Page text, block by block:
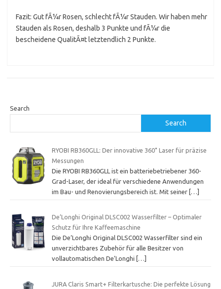
Fazit: Gut fÃ¼r Rosen, schlecht fÃ¼r Stauden. Wir haben mehr
Stauden als Rosen, deshalb 3 Punkte und fÃ¼r die
bescheidene QualitÃ¤t letztendlich 2 Punkte.
Search
Search
RYOBI RB360GLL: Der innovative 360˚ Laser für präzise
Messungen
Die RYOBI RB360GLL ist ein batteriebetriebener 360-
Grad-Laser, der ideal für verschiedene Anwendungen
im Bau- und Renovierungsbereich ist. Mit seiner […]
De’Longhi Original DLSC002 Wasserfilter – Optimaler
Schutz für Ihre Kaffeemaschine
Die De’Longhi Original DLSC002 Wasserfilter sind ein
unverzichtbares Zubehör für alle Besitzer von
vollautomatischen De’Longhi
[…]
JURA Claris Smart+ Filterkartusche: Die perfekte Lösung